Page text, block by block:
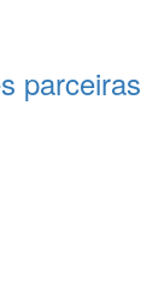
parceiras